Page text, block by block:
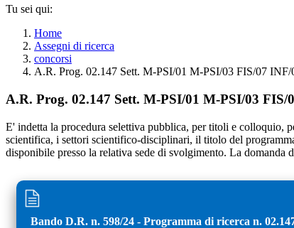
Tu sei qui:
Home
Assegni di ricerca
concorsi
A.R. Prog. 02.147 Sett. M-PSI/01 M-PSI/03 FIS/07
A.R. Prog. 02.147 Sett. M-PSI/01 M-PSI/03
E' indetta la procedura selettiva pubblica, per titoli e
scientifica, i settori scientifico-disciplinari, il titolo del
disponibile presso la relativa sede di svolgimento. La domanda
Bando D.R. n. 598/24 - Programma di ricerca n.